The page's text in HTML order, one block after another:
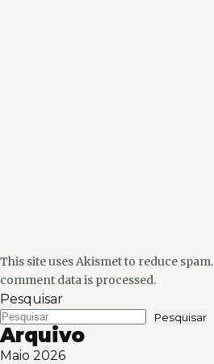
This site uses Akismet to reduce spam.
comment data is processed.
Pesquisar
Pesquisar
Arquivo
Maio 2026